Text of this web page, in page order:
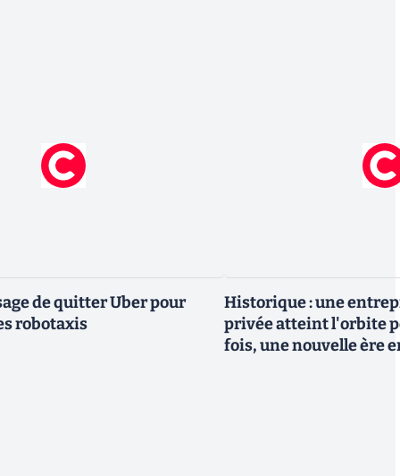
de quitter Uber pour
robotaxis
Historique : une
privée atteint l'orbite
fois, une nouvelle ère